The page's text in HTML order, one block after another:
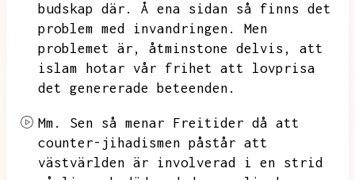
budskap där.
Å ena sidan så finns det
problem med invandringen.
Men
problemet är,
åtminstone delvis,
att
islam hotar vår frihet att lovprisa
det genererade beteenden.
Mm.
Sen så menar Freitider då att
counter-jihadismen påstår att
västvärlden är involverad i en strid